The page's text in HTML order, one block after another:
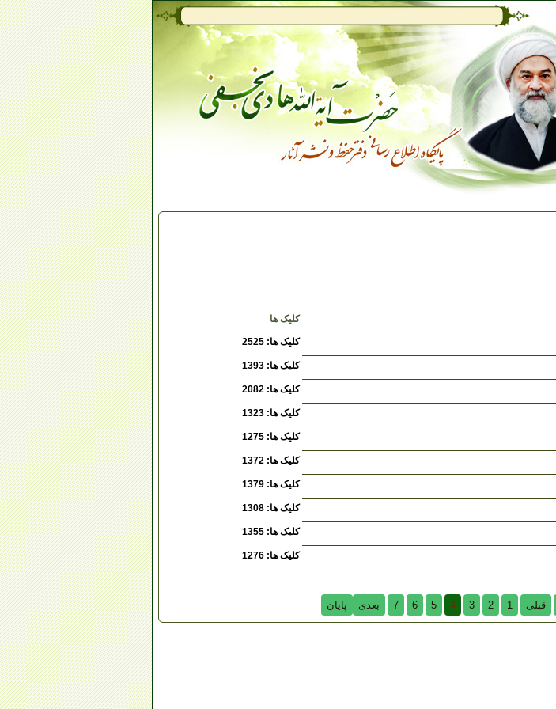
کلیک ها
کلیک ها: 2525
کلیک ها: 1393
کلیک ها: 2082
کلیک ها: 1323
کلیک ها: 1275
کلیک ها: 1372
کلیک ها: 1379
کلیک ها: 1308
کلیک ها: 1355
کلیک ها: 1276
قبلی 1
2
3
4
5
6
7 بعدی پایان